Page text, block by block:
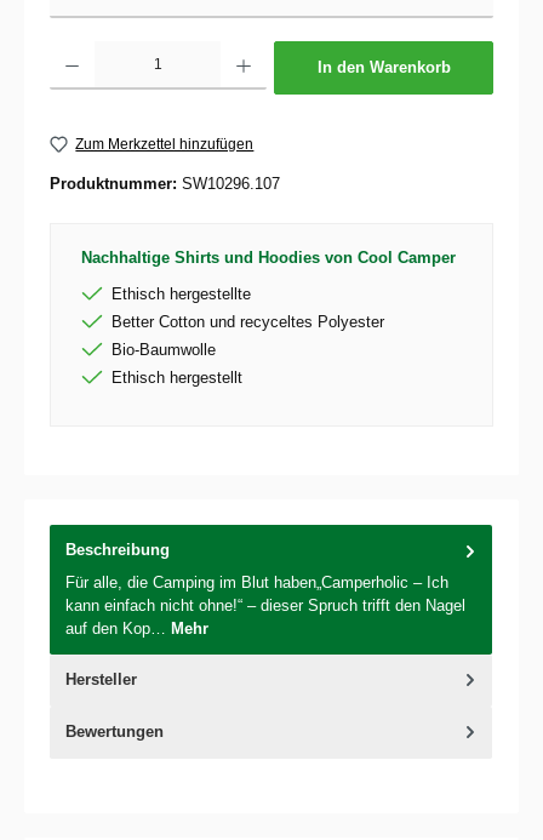
In den Warenkorb
Zum Merkzettel hinzufügen
Produktnummer: SW10296.107
Nachhaltige Shirts und Hoodies von Cool Camper
Ethisch hergestellte
Better Cotton und recyceltes Polyester
Bio-Baumwolle
Ethisch hergestellt
Beschreibung
Für alle, die Camping im Blut haben„Camperholic – Ich
kann einfach nicht ohne!“ – dieser Spruch trifft den Nagel
auf den Kop… Mehr
Hersteller
Bewertungen